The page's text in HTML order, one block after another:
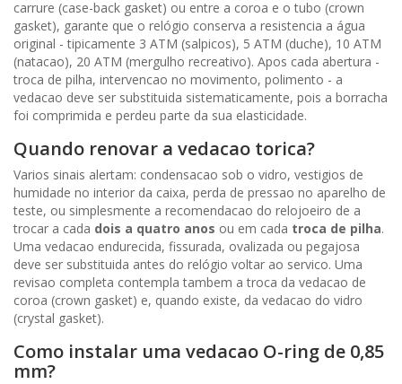
carrure (case-back gasket) ou entre a coroa e o tubo (crown
gasket), garante que o relógio conserva a resistencia a água
original - tipicamente 3 ATM (salpicos), 5 ATM (duche), 10 ATM
(natacao), 20 ATM (mergulho recreativo). Apos cada abertura -
troca de pilha, intervencao no movimento, polimento - a
vedacao deve ser substituida sistematicamente, pois a borracha
foi comprimida e perdeu parte da sua elasticidade.
Quando renovar a vedacao torica?
Varios sinais alertam: condensacao sob o vidro, vestigios de
humidade no interior da caixa, perda de pressao no aparelho de
teste, ou simplesmente a recomendacao do relojoeiro de a
trocar a cada dois a quatro anos ou em cada troca de pilha.
Uma vedacao endurecida, fissurada, ovalizada ou pegajosa
deve ser substituida antes do relógio voltar ao servico. Uma
revisao completa contempla tambem a troca da vedacao de
coroa (crown gasket) e, quando existe, da vedacao do vidro
(crystal gasket).
Como instalar uma vedacao O-ring de 0,85
mm?